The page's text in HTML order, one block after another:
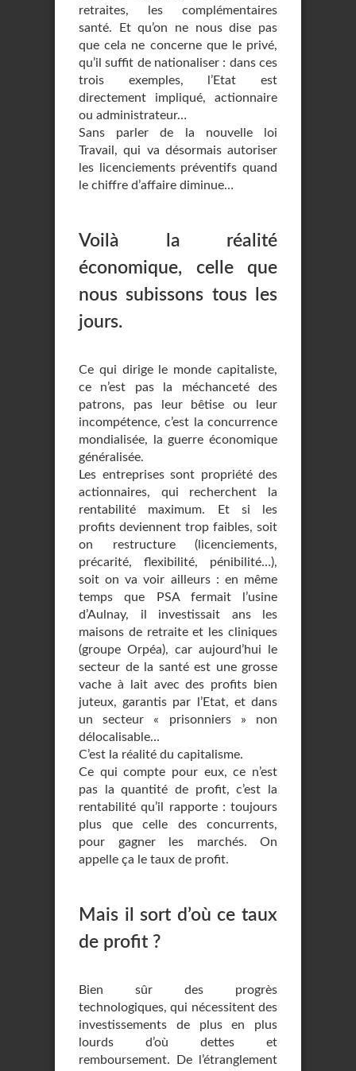
retraites, les complémentaires
santé. Et qu’on ne nous dise pas
que cela ne concerne que le privé,
qu’il suffit de nationaliser : dans ces
trois exemples, l’Etat est
directement impliqué, actionnaire
ou administrateur…
Sans parler de la nouvelle loi
Travail, qui va désormais autoriser
les licenciements préventifs quand
le chiffre d’affaire diminue…
Voilà la réalité
économique, celle que
nous subissons tous les
jours.
Ce qui dirige le monde capitaliste,
ce n’est pas la méchanceté des
patrons, pas leur bêtise ou leur
incompétence, c’est la concurrence
mondialisée, la guerre économique
généralisée.
Les entreprises sont propriété des
actionnaires, qui recherchent la
rentabilité maximum. Et si les
profits deviennent trop faibles, soit
on restructure (licenciements,
précarité, flexibilité, pénibilité…),
soit on va voir ailleurs : en même
temps que PSA fermait l’usine
d’Aulnay, il investissait ans les
maisons de retraite et les cliniques
(groupe Orpéa), car aujourd’hui le
secteur de la santé est une grosse
vache à lait avec des profits bien
juteux, garantis par l’Etat, et dans
un secteur « prisonniers » non
délocalisable…
C’est la réalité du capitalisme.
Ce qui compte pour eux, ce n’est
pas la quantité de profit, c’est la
rentabilité qu’il rapporte : toujours
plus que celle des concurrents,
pour gagner les marchés. On
appelle ça le taux de profit.
Mais il sort d’où ce taux
de profit ?
Bien sûr des progrès
technologiques, qui nécessitent des
investissements de plus en plus
lourds d’où dettes et
remboursement. De l’étranglement